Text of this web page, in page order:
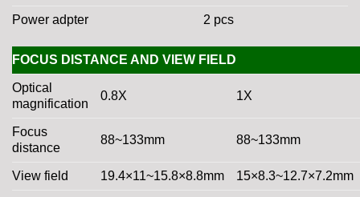
Power adpter 2 pcs
FOCUS DISTANCE AND VIEW FIELD
Optical
magnification
0.8X 1X
Focus
distance
88~133mm 88~133mm
View field 19.4×11~15.8×8.8mm 15×8.3~12.7×7.2mm